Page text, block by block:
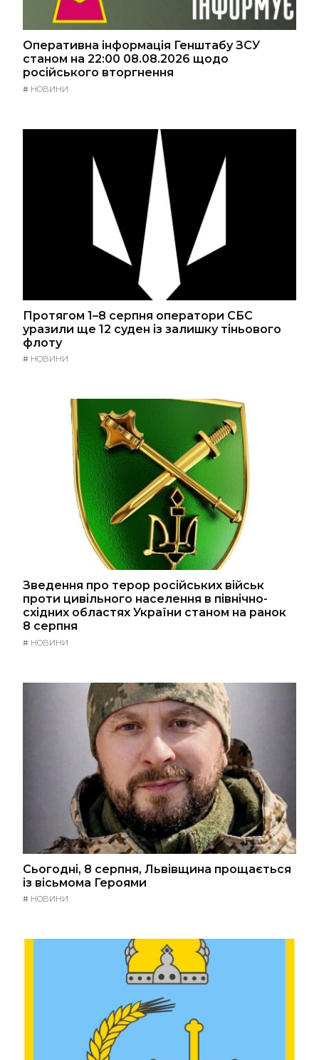
Оперативна інформація Генштабу ЗСУ
станом на 22:00 08.08.2026 щодо
російського вторгнення
# НОВИНИ
Протягом 1–8 серпня оператори СБС
уразили ще 12 суден із залишку тіньового
флоту
# НОВИНИ
Зведення про терор російських військ
проти цивільного населення в північно-
східних областях України станом на ранок
8 серпня
# НОВИНИ
Сьогодні, 8 серпня, Львівщина прощається
із вісьмома Героями
# НОВИНИ